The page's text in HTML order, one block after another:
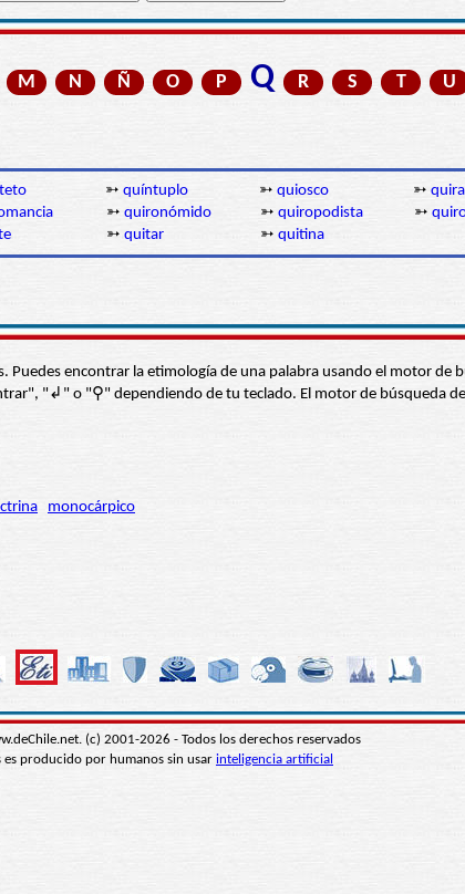
M N Ñ O P Q R S T U
➳ quíntuplo ➳ quiosco ➳
➳ quironómido ➳ quiropodista ➳
➳ quitar ➳ quitina
encontrar la etimología de una palabra usando el motor de
"↲" o "⚲" dependiendo de tu teclado. El motor de búsqueda
monocárpico
(c) 2001-2026 - Todos los derechos reservados
es producido por humanos sin usar inteligencia artificial